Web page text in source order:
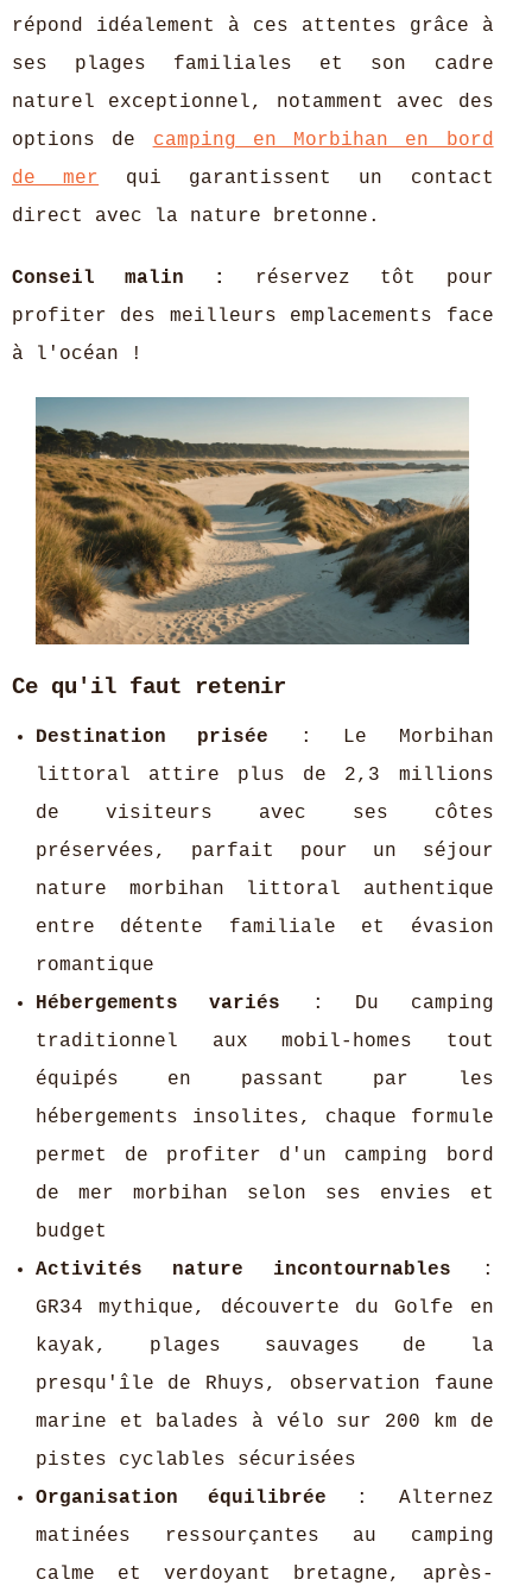
répond idéalement à ces attentes grâce à
ses plages familiales et son cadre
naturel exceptionnel, notamment avec des
options de camping en Morbihan en bord
de mer qui garantissent un contact
direct avec la nature bretonne.
Conseil malin :
réservez tôt pour
profiter des meilleurs emplacements face
à l'océan !
Ce qu'il faut retenir
Destination prisée : Le Morbihan
littoral attire plus de 2,3 millions
de visiteurs avec ses côtes
préservées, parfait pour un séjour
nature morbihan littoral authentique
entre détente familiale et évasion
romantique
Hébergements variés : Du camping
traditionnel aux mobil-homes tout
équipés en passant par les
hébergements insolites, chaque formule
permet de profiter d'un camping bord
de mer morbihan selon ses envies et
budget
Activités nature incontournables :
GR34 mythique, découverte du Golfe en
kayak, plages sauvages de la
presqu'île de Rhuys, observation faune
marine et balades à vélo sur 200 km de
pistes cyclables sécurisées
Organisation équilibrée : Alternez
matinées ressourçantes au camping
calme et verdoyant bretagne, après-